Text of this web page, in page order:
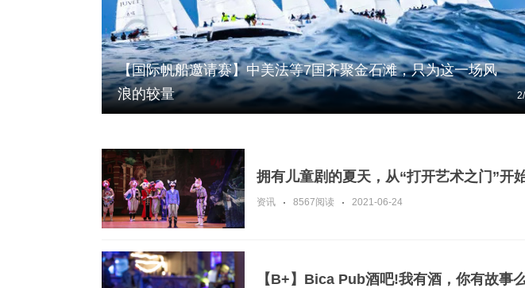
【国际帆船邀请赛】中美法等7国齐聚金石滩，只为这一场风
浪的较量
2/
拥有儿童剧的夏天，从“打开艺术之门”开
资讯 8567阅读 2021-06-24
【B+】Bica Pub酒吧!我有酒，你有故事